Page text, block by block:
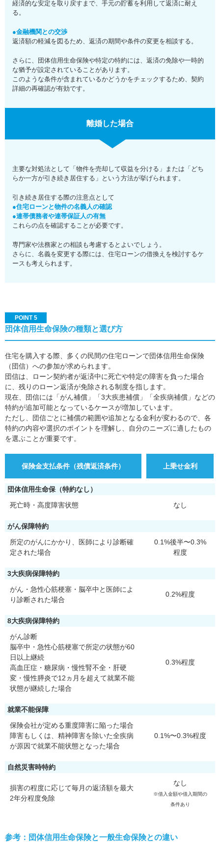
経済的な安定を取り戻すまで、手元の貯蓄を利用して返済に耐え
る。
●金融機関との交渉
返済額の軽減を図るため、返済の期間や条件の変更を相談する。
さらに、団体信用生命保険や特定の特約には、返済の免除や一時的
な猶予が設定されていることがあります。
このような条件が含まれているかどうかをチェックするため、契約
詳細の再確認が有効です。
離婚した場合
主要な対処法として「物件を売却して収益を分ける」または「どち
らか一方が引き続き居住する」という方法が挙げられます。
引き続き居住する際の注意点として
●住宅ローンと物件の名義人の確認
●連帯債務者や連帯保証人の有無
これらの点を確認することが必要です。
専門家や法務家との相談も考慮するとよいでしょう。
さらに、名義を変更する際には、住宅ローンの借換えを検討するケ
ースも考えられます。
POINT 5
団体信用生命保険の種類と選び方
住宅を購入する際、多くの民間の住宅ローンで団体信用生命保険
（団信）への参加が求められます。
団信は、ローン契約者が返済中に死亡や特定の障害を負った場合
に、残りのローン返済が免除される制度を指します。
現在、団信には「がん補償」「3大疾患補償」「全疾病補償」などの
特約が追加可能となっているケースが増加しています。
ただし、団信ごとに補償の範囲や追加となる金利が変わるので、各
特約の内容や選択のポイントを理解し、自分のニーズに適したもの
を選ぶことが重要です。
保険金支払条件（残債返済条件） 上乗せ金利
団体信用生命保（特約なし）
死亡時・高度障害状態
なし
がん保障特約
所定のがんにかかり、医師により診断確
定された場合
0.1%後半〜0.3%
程度
3大疾病保障特約
がん・急性心筋梗塞・脳卒中と医師によ
り診断された場合
0.2%程度
8大疾病保障特約
がん診断
脳卒中・急性心筋梗塞で所定の状態が60
日以上継続
高血圧症・糖尿病・慢性腎不全・肝硬
変・慢性膵炎で12ヵ月を超えて就業不能
状態が継続した場合
0.3%程度
就業不能保障
保険会社が定める重度障害に陥った場合
障害もしくは、精神障害を除いた全疾病
が原因で就業不能状態となった場合
0.1%〜0.3%程度
自然災害時特約
損害の程度に応じて毎月の返済額を最大
2年分程度免除
なし
※借入金額や借入期間の
条件あり
参考：団体信用生命保険と一般生命保険との違い